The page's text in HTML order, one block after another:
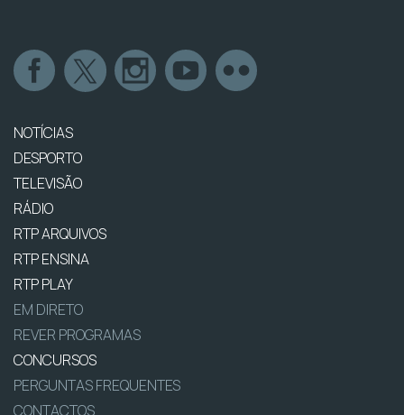
NOTÍCIAS
DESPORTO
TELEVISÃO
RÁDIO
RTP ARQUIVOS
RTP ENSINA
RTP PLAY
EM DIRETO
REVER PROGRAMAS
CONCURSOS
PERGUNTAS FREQUENTES
CONTACTOS